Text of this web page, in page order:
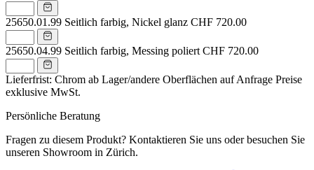
25650.01.99 Seitlich farbig, Nickel glanz CHF 720.00
25650.04.99 Seitlich farbig, Messing poliert CHF 720.00
Lieferfrist: Chrom ab Lager/andere Oberflächen auf Anfrage Preise
exklusive MwSt.
Persönliche Beratung
Fragen zu diesem Produkt? Kontaktieren Sie uns oder besuchen Sie
unseren Showroom in Zürich.